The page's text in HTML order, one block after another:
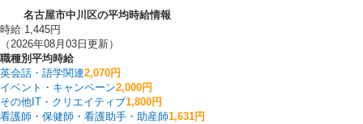
名古屋市中川区の平均時給情報
時給 1,445円
（2026年08月03日更新）
職種別平均時給
英会話・語学関連2,070円
イベント・キャンペーン2,000円
その他IT・クリエイティブ1,800円
看護師・保健師・看護助手・助産師1,631円